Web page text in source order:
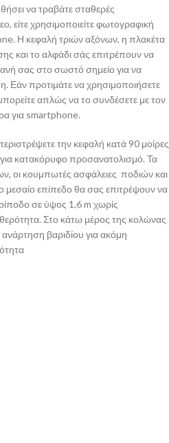
να τραβάτε σταθερές
είτε χρησιμοποιείτε φωτογραφική
Η κεφαλή τριών αξόνων, η πλακέτα
και το αλφάδι σάς επιτρέπουν να
σας στο σωστό σημείο για να
Εάν προτιμάτε να χρησιμοποιήσετε
απλώς να το συνδέσετε με τον
για smartphone.
την κεφαλή κατά 90 μοίρες
κατακόρυφο προσανατολισμό. Τα
οι κουμπωτές ασφάλειες ποδιών και
επίπεδο θα σας επιτρέψουν να
σε ύψος 1,6 m χωρίς
Στο κάτω μέρος της κολώνας
ανάρτηση βαριδίου για ακόμη